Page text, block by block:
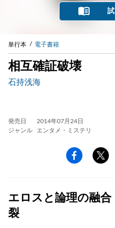
単行本 電子書籍
相互確証破壊
石持浅海
発売日
2014年07月24日
ジャンル
エンタメ・ミステリ
エロスと論理の融
裂